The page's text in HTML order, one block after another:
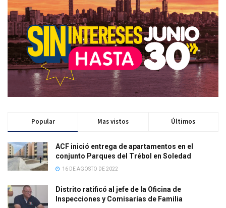
Popular Mas vistos Últimos
ACF inició entrega de apartamentos en el
conjunto Parques del Trébol en Soledad
16 DE AGOSTO DE 2022
Distrito ratificó al jefe de la Oficina de
Inspecciones y Comisarías de Familia